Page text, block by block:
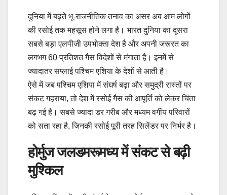
दुनिया में बढ़ते भू-राजनीतिक तनाव का असर अब आम लोगों
की रसोई तक महसूस होने लगा है। भारत दुनिया का दूसरा
सबसे बड़ा एलपीजी उपभोक्ता देश है और अपनी जरूरत का
लगभग 60 प्रतिशत गैस विदेशों से मंगाता है। इनमें से
ज्यादातर सप्लाई पश्चिम एशिया के देशों से आती है।
ऐसे में जब पश्चिम एशिया में संघर्ष बढ़ा और समुद्री रास्तों पर
संकट गहराया, तो देश में रसोई गैस की आपूर्ति को लेकर चिंता
बढ़ गई है। सबसे ज्यादा डर गरीब और मध्यम वर्गीय परिवारों
को सता रहा है, जिनकी रसोई पूरी तरह सिलेंडर पर निर्भर है।
होर्मुज जलडमरूमध्य में संकट से बढ़ी
मुश्किल